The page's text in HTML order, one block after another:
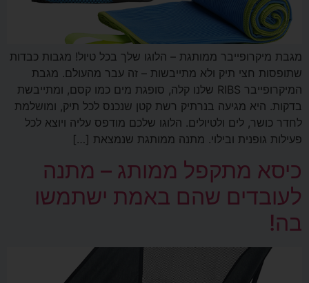
מגבת מיקרופייבר ממותגת – הלוגו שלך בכל טיול! מגבות כבדות
שתופסות חצי תיק ולא מתייבשות – זה עבר מהעולם. מגבת
המיקרופייבר RIBS שלנו קלה, סופגת מים כמו קסם, ומתייבשת
בדקות. היא מגיעה בנרתיק רשת קטן שנכנס לכל תיק, ומושלמת
לחדר כושר, לים ולטיולים. הלוגו שלכם מודפס עליה ויוצא לכל
פעילות גופנית ובילוי. מתנה ממותגת שנמצאת […]
כיסא מתקפל ממותג – מתנה
לעובדים שהם באמת ישתמשו
בה!